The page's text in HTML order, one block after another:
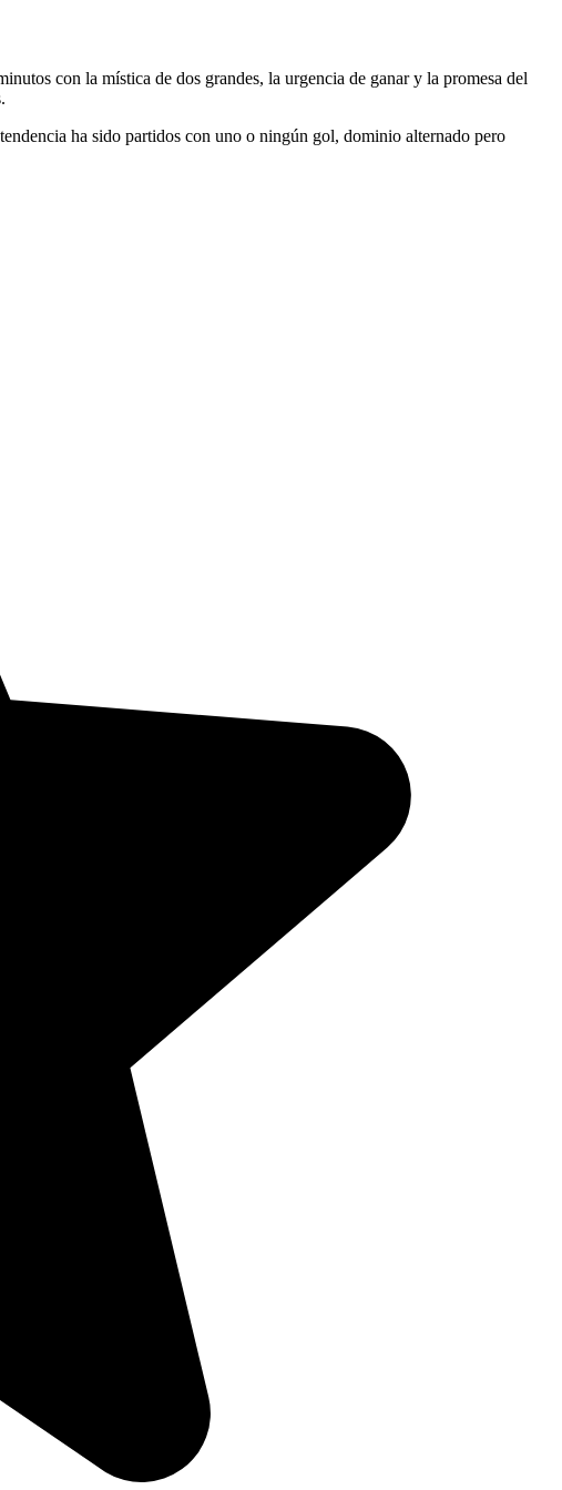
con la mística de dos grandes, la urgencia de ganar y la promesa del
ha sido partidos con uno o ningún gol, dominio alternado pero